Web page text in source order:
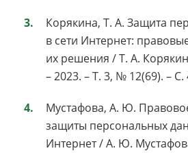
Корякина, Т. А. Защита
в сети Интернет:
их решения / Т. А.
– 2023. – Т. 3, № 12(69). – С.
Мустафова, А. Ю.
защиты персональных
Интернет / А. Ю.